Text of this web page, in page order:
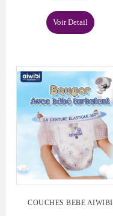
Voir Detail
COUCHES BEBE AIWIBI